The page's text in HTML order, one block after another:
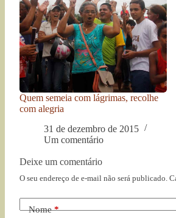
Quem semeia com lágrimas, recolhe
com alegria
31 de dezembro de 2015
Um comentário
Deixe um comentário
O seu endereço de e-mail não será publicado.
Nome*